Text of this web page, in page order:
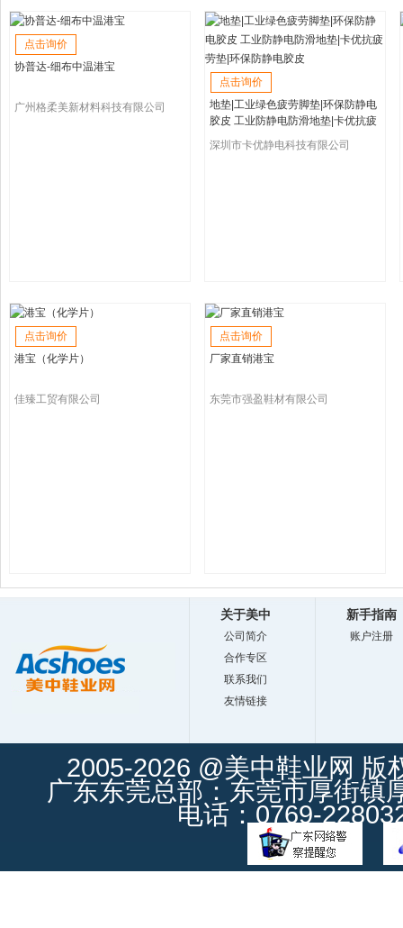
点击询价
协普达-细布中温港宝
广州格柔美新材料科技有限公司
点击询价
地垫|工业绿色疲劳脚垫|环保防静电
胶皮 工业防静电防滑地垫|卡优抗疲
劳垫|环保防静电胶皮
深圳市卡优静电科技有限公司
点击询价
港宝（化学片）
佳臻工贸有限公司
点击询价
厂家直销港宝
东莞市强盈鞋材有限公司
关于美中
公司简介
合作专区
联系我们
友情链接
新手指南
账户注册
2005-2026 @美中鞋业网 版
广东东莞总部：东莞市厚街镇
电话：0769-